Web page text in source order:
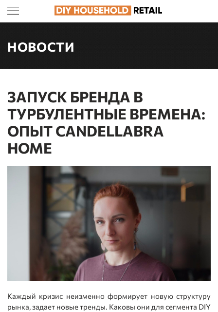
НОВОСТИ
ЗАПУСК БРЕНДА В
ТУРБУЛЕНТНЫЕ ВРЕМЕНА:
ОПЫТ CANDELLABRA
HOME
Каждый кризис неизменно формирует новую структуру
рынка, задает новые тренды. Каковы они для сегмента DIY